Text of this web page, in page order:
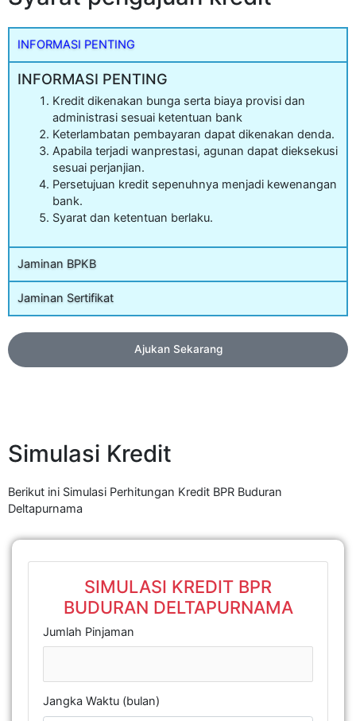
INFORMASI PENTING
INFORMASI PENTING
Kredit dikenakan bunga serta biaya provisi dan
administrasi sesuai ketentuan bank
Keterlambatan pembayaran dapat dikenakan denda.
Apabila terjadi wanprestasi, agunan dapat dieksekusi
sesuai perjanjian.
Persetujuan kredit sepenuhnya menjadi kewenangan
bank.
Syarat dan ketentuan berlaku.
Jaminan BPKB
Jaminan Sertifikat
Ajukan Sekarang
Simulasi Kredit
Berikut ini Simulasi Perhitungan Kredit BPR Buduran
Deltapurnama
SIMULASI KREDIT BPR
BUDURAN DELTAPURNAMA
Jumlah Pinjaman
Jangka Waktu (bulan)